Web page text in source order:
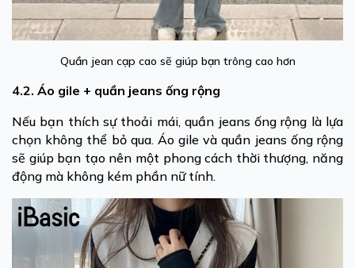
Quần jean cạp cao sẽ giúp bạn trông cao hơn
4.2. Áo gile + quần jeans ống rộng
Nếu bạn thích sự thoải mái, quần jeans ống rộng là lựa
chọn không thể bỏ qua. Áo gile và quần jeans ống rộng
sẽ giúp bạn tạo nên một phong cách thời thượng, năng
động mà không kém phần nữ tính.